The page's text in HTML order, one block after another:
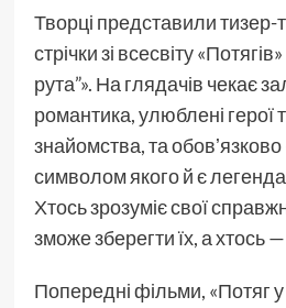
Творці представили тизер-
стрічки зі всесвіту
рута”». На глядачів чекає
романтика, улюблені герої
знайомства, та
символом якого й є
Хтось зрозуміє свої
зможе зберегти їх, а хтось
Попередні фільми, «Потяг у